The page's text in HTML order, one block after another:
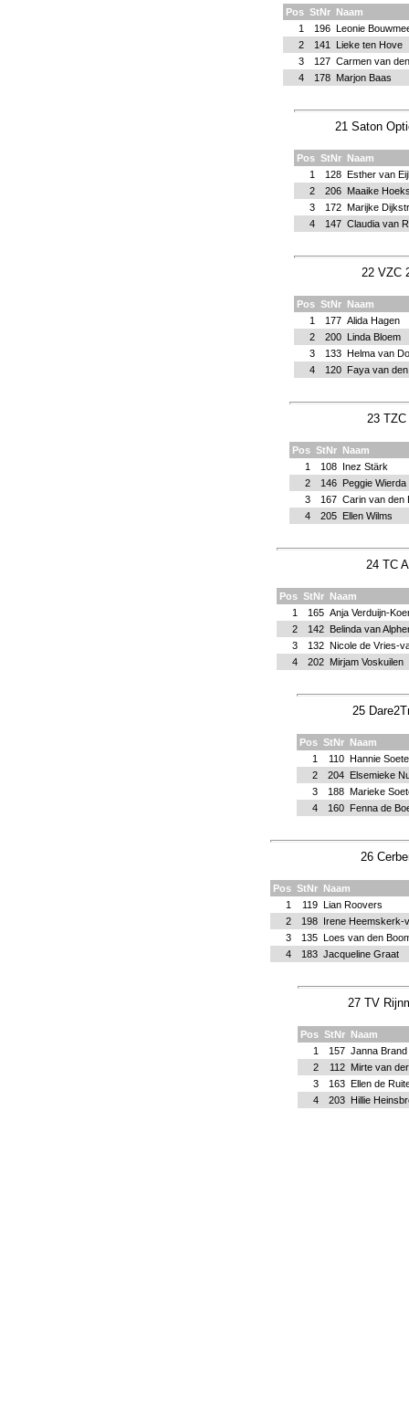
Pos StNr Naam
1
196 Leonie
2
141
Lieke ten Hove
3
127 Carmen van
4
178 Marjon Baas
21 Saton
Pos StNr Naam
1
128 Esther van
2
206 Maaike
3
172 Marijke
4
147 Claudia van
22 VZC
Pos StNr
Naam
1
177 Alida Hagen
2
200
Linda Bloem
3
133 Helma van
4
120 Faya van
23
Pos StNr Naam
1
108 Inez Stärk
2
146 Peggie Wierda
3
167 Carin van den
4
205 Ellen Wilms
24 TC
Pos StNr Naam
1
165 Anja Verduijn-
2
142 Belinda van
3
132 Nicole de Vries-
4
202 Mirjam Voskuilen
25
Pos StNr Naam
1
110 Hannie
2
204 Elsemieke
3
188 Marieke
4
160 Fenna de
26
Pos StNr Naam
1
119 Lian Roovers
2
198 Irene Heemskerk-
3
135 Loes van den
4
183 Jacqueline Graat
27 TV
Pos StNr
Naam
1
157 Janna Brand
2
112
Mirte van
3
163 Ellen de
4
203 Hillie